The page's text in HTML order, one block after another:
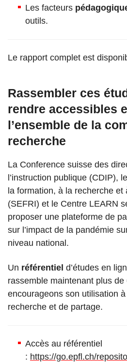
Les facteurs
outils.
Le rapport complet est
Rassembler ces
rendre accessibles
l’ensemble de la
recherche
La Conference suisse des
l’instruction publique (CDIP),
la formation, à la recherche et
(SEFRI) et le Centre LEARN
proposer une plateforme de
sur l’impact de la pandémie
niveau national.
Un référentiel d’études en
rassemble maintenant plus
encourageons son utilisation
recherche et de partage.
Accès au référentiel
: https://go.epfl.ch/